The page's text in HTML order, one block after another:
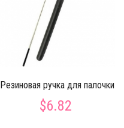
Резиновая ручка для палочки
$6.82